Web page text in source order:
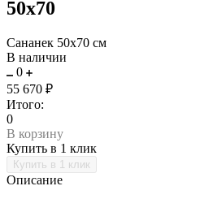
50х70
Сананек 50х70 см
В наличии
0
55 670 ₽
Итого:
0
В корзину
Купить в 1 клик
Описание